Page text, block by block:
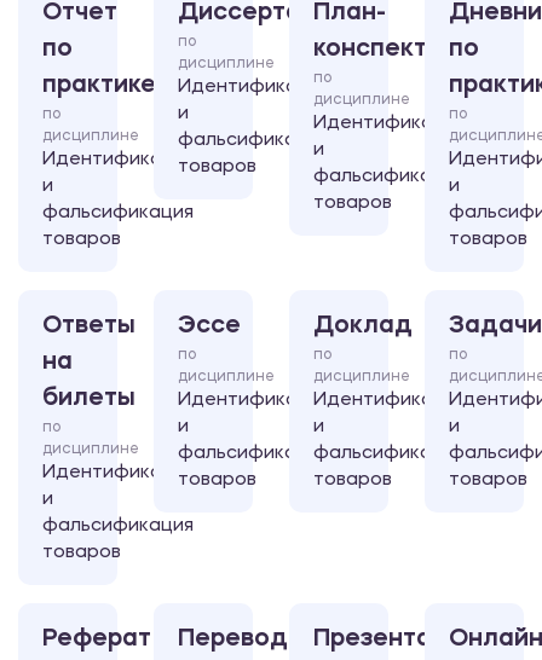
Отчет
по
практике
по
дисциплине
Идентификация
и
фальсификация
товаров
Диссертация
по
дисциплине
Идентификация
и
фальсификация
товаров
План-
конспект
по
дисциплине
Идентификация
и
фальсификация
товаров
по
по
и
товаров
Ответы
на
билеты
по
дисциплине
Идентификация
и
фальсификация
товаров
Эссе
по
дисциплине
Идентификация
и
фальсификация
товаров
Доклад
по
дисциплине
Идентификация
и
фальсификация
товаров
Задачи
по
и
товаров
Реферат Перевод Презентация